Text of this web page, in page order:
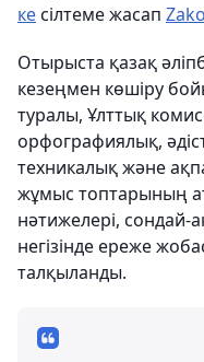
кесілтеме жасап
Отырыста қазақ
кезеңмен көшіру
туралы, Ұлттық
орфографиялық,
техникалық және
жұмыс топтарының
нәтижелері, сондай-
негізінде ереже
талқыланды.